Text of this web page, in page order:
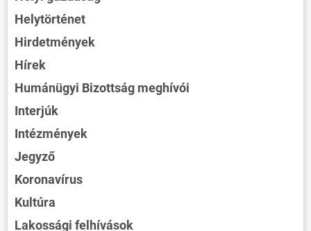
Helytörténet
Hirdetmények
Hírek
Humánügyi Bizottság meghívói
Interjúk
Intézmények
Jegyző
Koronavírus
Kultúra
Lakossági felhívások